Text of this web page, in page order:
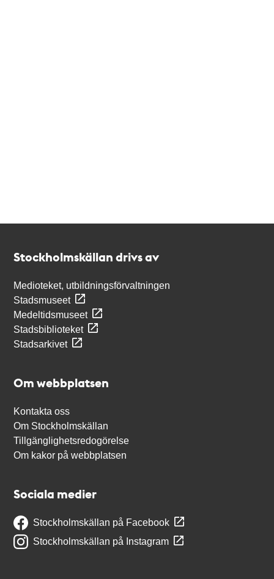
Stockholmskällan drivs av
Medioteket, utbildningsförvaltningen
Stadsmuseet
Medeltidsmuseet
Stadsbiblioteket
Stadsarkivet
Om webbplatsen
Kontakta oss
Om Stockholmskällan
Tillgänglighetsredogörelse
Om kakor på webbplatsen
Sociala medier
Stockholmskällan på Facebook
Stockholmskällan på Instagram